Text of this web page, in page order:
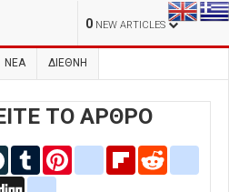
0 NEW ARTICLES
ΝΕΑ ΔΙΕΘΝΗ
ΤΟ ΑΡΘΡΟ
LiveJournal
Tumblr Pinterestblogger_post
Flipboard